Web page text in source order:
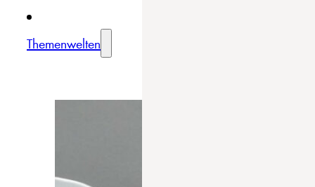
Themenwelten